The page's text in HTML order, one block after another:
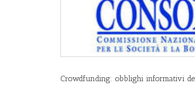
Crowdfunding: obblighi informativi